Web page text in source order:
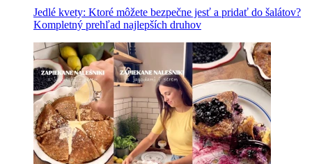
Jedlé kvety: Ktoré môžete bezpečne jesť a pridať do šalátov?
Kompletný prehľad najlepších druhov